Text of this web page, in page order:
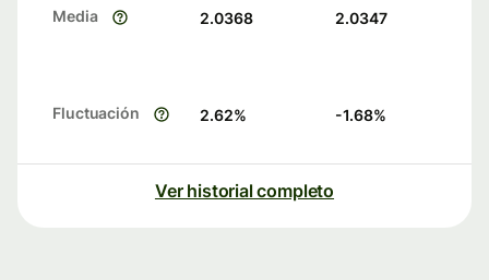
Media 2.0368 2.0347
Fluctuación 2.62% -1.68%
Ver historial completo